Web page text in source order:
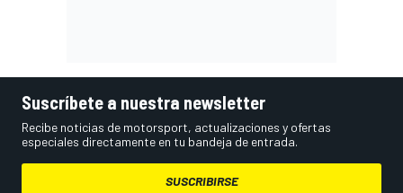
Suscríbete a nuestra newsletter
Recibe noticias de motorsport, actualizaciones y ofertas
especiales directamente en tu bandeja de entrada.
SUSCRIBIRSE